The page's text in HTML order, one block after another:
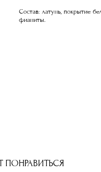
Состав: латунь, покрытие
фианиты.